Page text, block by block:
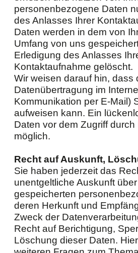
personenbezogene Daten
des Anlasses Ihrer
Daten werden in dem von
Umfang von uns
Erledigung des Anlasses
Kontaktaufnahme gelöscht.
Wir weisen darauf hin, dass
Datenübertragung im
Kommunikation per E-Mail)
aufweisen kann. Ein
Daten vor dem Zugriff durch
möglich.
Recht auf Auskunft,
Sie haben jederzeit das
unentgeltliche Auskunft
gespeicherten
deren Herkunft und
Zweck der
Recht auf Berichtigung,
Löschung dieser Daten.